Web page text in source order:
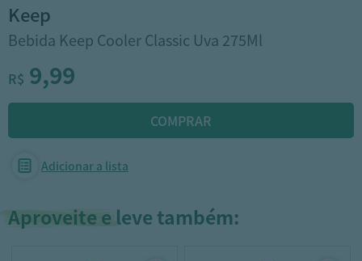
keep
Bebida Keep Cooler Classic Uva 275Ml
R$ 9,99
Adicionar a lista
Aproveite e leve também: